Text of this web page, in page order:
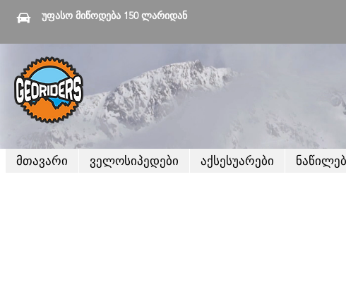
უფასო მიწოდება 150 ლარიდან
მთავარი ველოსიპედები აქსესუარები